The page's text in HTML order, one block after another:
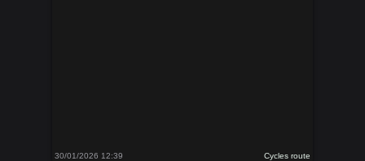
30/01/2026 12:39 Cycles route